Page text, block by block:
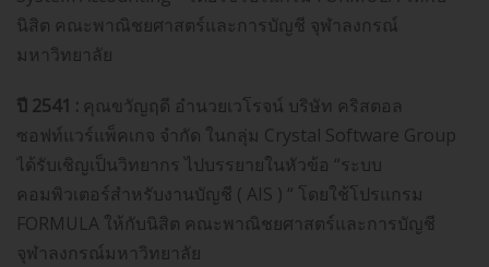
นิสิต คณะพาณิชยศาสตร์และการบัญชี จุฬาลงกรณ์
มหาวิทยาลัย
ปี 2541 : คุณขวัญฤดี อำนวยเวโรจน์ บริษัท คริสตอล
ซอฟท์แวร์แพ็คเกจ จำกัด ในกลุ่ม Crystal Software Group
ได้รับเชิญเป็นวิทยากร ไปบรรยายในหัวข้อ “ระบบ
คอมพิวเตอร์สำหรับงานบัญชี ( AIS ) “ โดยใช้โปรแกรม
FORMULA ให้กับนิสิต คณะพาณิชยศาสตร์และการบัญชี
จุฬาลงกรณ์มหาวิทยาลัย